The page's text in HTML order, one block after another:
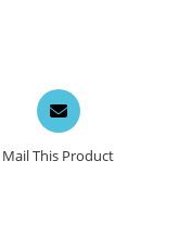
Opens
in
a
new
Mail This Product